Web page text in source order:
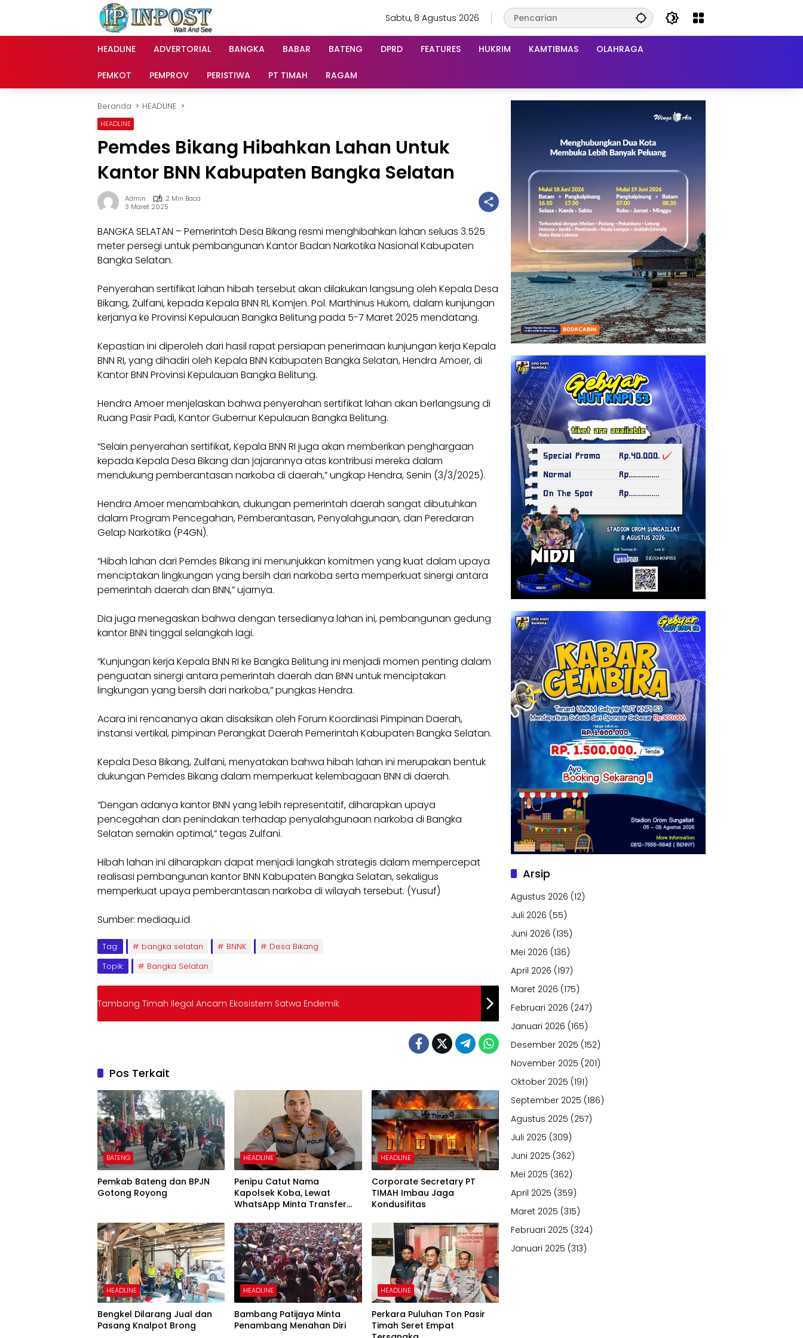
Sabtu, 8 Agustus 2026
HEADLINE ADVERTORIAL BANGKA BABAR BATENG DPRD FEATURES HUKRIM KAMTIBMAS OLAHRAGA
PEMKOT PEMPROV PERISTIWA PT TIMAH RAGAM
Beranda HEADLINE
HEADLINE
Pemdes Bikang Hibahkan Lahan Untuk
Kantor BNN Kabupaten Bangka Selatan
Admin
2 Min Baca
3 Maret 2025
BANGKA SELATAN – Pemerintah Desa Bikang resmi menghibahkan lahan seluas 3.525
meter persegi untuk pembangunan Kantor Badan Narkotika Nasional Kabupaten
Bangka Selatan.
Penyerahan sertifikat lahan hibah tersebut akan dilakukan langsung oleh Kepala Desa
Bikang, Zulfani, kepada Kepala BNN RI, Komjen. Pol. Marthinus Hukom, dalam kunjungan
kerjanya ke Provinsi Kepulauan Bangka Belitung pada 5-7 Maret 2025 mendatang.
Kepastian ini diperoleh dari hasil rapat persiapan penerimaan kunjungan kerja Kepala
BNN RI, yang dihadiri oleh Kepala BNN Kabupaten Bangka Selatan, Hendra Amoer, di
Kantor BNN Provinsi Kepulauan Bangka Belitung.
Hendra Amoer menjelaskan bahwa penyerahan sertifikat lahan akan berlangsung di
Ruang Pasir Padi, Kantor Gubernur Kepulauan Bangka Belitung.
“Selain penyerahan sertifikat, Kepala BNN RI juga akan memberikan penghargaan
kepada Kepala Desa Bikang dan jajarannya atas kontribusi mereka dalam
mendukung pemberantasan narkoba di daerah,” ungkap Hendra, Senin (3/3/2025).
Hendra Amoer menambahkan, dukungan pemerintah daerah sangat dibutuhkan
dalam Program Pencegahan, Pemberantasan, Penyalahgunaan, dan Peredaran
Gelap Narkotika (P4GN).
“Hibah lahan dari Pemdes Bikang ini menunjukkan komitmen yang kuat dalam upaya
menciptakan lingkungan yang bersih dari narkoba serta memperkuat sinergi antara
pemerintah daerah dan BNN,” ujarnya.
Dia juga menegaskan bahwa dengan tersedianya lahan ini, pembangunan gedung
kantor BNN tinggal selangkah lagi.
“Kunjungan kerja Kepala BNN RI ke Bangka Belitung ini menjadi momen penting dalam
penguatan sinergi antara pemerintah daerah dan BNN untuk menciptakan
lingkungan yang bersih dari narkoba,” pungkas Hendra.
Acara ini rencananya akan disaksikan oleh Forum Koordinasi Pimpinan Daerah,
instansi vertikal, pimpinan Perangkat Daerah Pemerintah Kabupaten Bangka Selatan.
Kepala Desa Bikang, Zulfani, menyatakan bahwa hibah lahan ini merupakan bentuk
dukungan Pemdes Bikang dalam memperkuat kelembagaan BNN di daerah.
“Dengan adanya kantor BNN yang lebih representatif, diharapkan upaya
pencegahan dan penindakan terhadap penyalahgunaan narkoba di Bangka
Selatan semakin optimal,” tegas Zulfani.
Hibah lahan ini diharapkan dapat menjadi langkah strategis dalam mempercepat
realisasi pembangunan kantor BNN Kabupaten Bangka Selatan, sekaligus
memperkuat upaya pemberantasan narkoba di wilayah tersebut. (Yusuf)
Sumber: mediaqu.id
Tag: bangka selatan BNNK
Desa Bikang
Topik:
Bangka Selatan
Tambang Timah Ilegal Ancam Ekosistem Satwa Endemik
Pos Terkait
BATENG
Pemkab Bateng dan BPJN
Gotong Royong
HEADLINE
Penipu Catut Nama
Kapolsek Koba, Lewat
WhatsApp Minta Transfer
HEADLINE
Corporate Secretary PT
TIMAH Imbau Jaga
Kondusifitas
HEADLINE
Bengkel Dilarang Jual dan
Pasang Knalpot Brong
HEADLINE
Bambang Patijaya Minta
Penambang Menahan Diri
HEADLINE
Perkara Puluhan Ton Pasir
Timah Seret Empat
Arsip
Agustus 2026 (12)
Juli 2026 (55)
Juni 2026 (135)
Mei 2026 (136)
April 2026 (197)
Maret 2026 (175)
Februari 2026 (247)
Januari 2026 (165)
Desember 2025 (152)
November 2025 (201)
Oktober 2025 (191)
September 2025 (186)
Agustus 2025 (257)
Juli 2025 (309)
Juni 2025 (362)
Mei 2025 (362)
April 2025 (359)
Maret 2025 (315)
Februari 2025 (324)
Januari 2025 (313)